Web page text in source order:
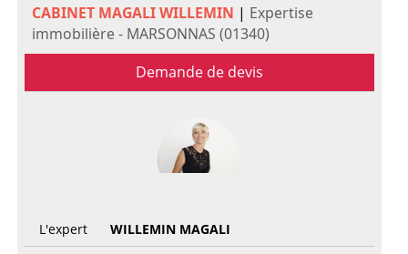
CABINET MAGALI WILLEMIN | Expertise
immobilière - MARSONNAS (01340)
Demande de devis
L'expert
WILLEMIN MAGALI